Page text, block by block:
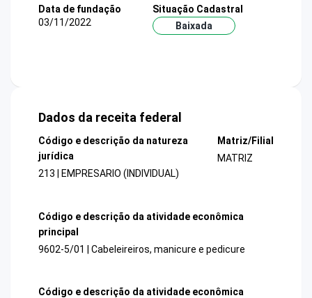
Data de fundação
03/11/2022
Situação Cadastral
Baixada
Dados da receita federal
Código e descrição da natureza
jurídica
213 | EMPRESARIO (INDIVIDUAL)
Matriz/Filial
MATRIZ
Código e descrição da atividade econômica
principal
9602-5/01 | Cabeleireiros, manicure e pedicure
Código e descrição da atividade econômica